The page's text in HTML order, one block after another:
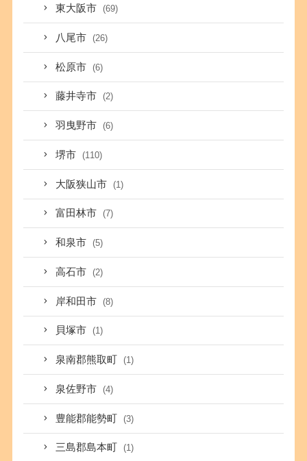
東大阪市 (69)
八尾市 (26)
松原市 (6)
藤井寺市 (2)
羽曳野市 (6)
堺市 (110)
大阪狭山市 (1)
富田林市 (7)
和泉市 (5)
高石市 (2)
岸和田市 (8)
貝塚市 (1)
泉南郡熊取町 (1)
泉佐野市 (4)
豊能郡能勢町 (3)
三島郡島本町 (1)